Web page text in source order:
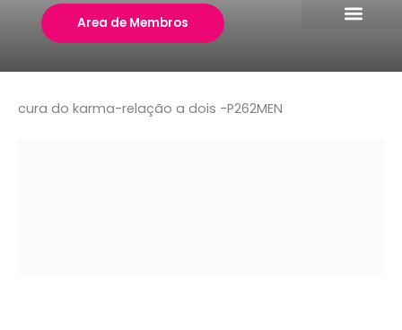
Area de Membros
cura do karma-relação a dois -P262MEN